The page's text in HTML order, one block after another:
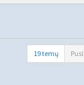
19 temų